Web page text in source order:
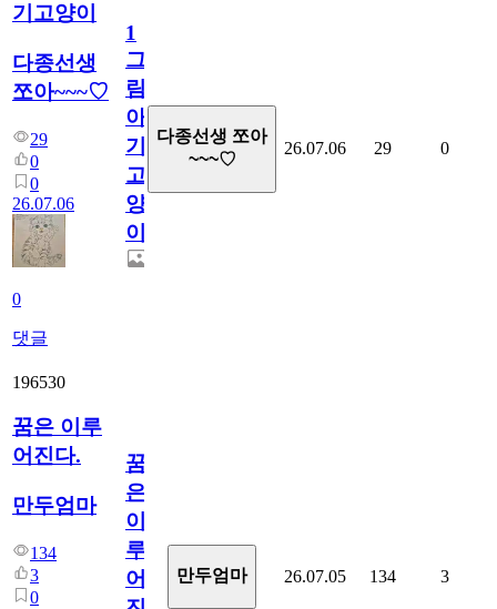
기고양이
다종선생
쪼아~~~♡
29
0
0
26.07.06
0
댓글
1
그
림...
아
기
고
양
이
다종선생 쪼아
~~~♡
26.07.06 29 0
196530
꿈은 이루
어진다.
만두엄마
134
3
0
꿈
은
이
루
어
만두엄마 26.07.05 134 3